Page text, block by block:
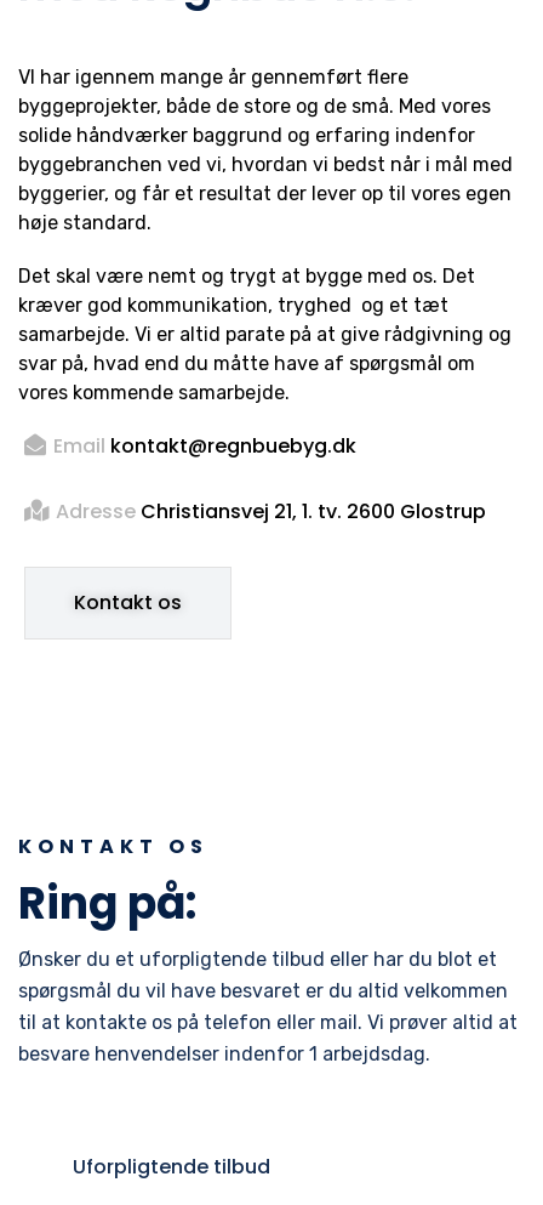
VI har igennem mange år gennemført flere
byggeprojekter, både de store og de små. Med vores
solide håndværker baggrund og erfaring indenfor
byggebranchen ved vi, hvordan vi bedst når i mål med
byggerier, og får et resultat der lever op til vores egen
høje standard.
Det skal være nemt og trygt at bygge med os. Det
kræver god kommunikation, tryghed og et tæt
samarbejde. Vi er altid parate på at give rådgivning og
svar på, hvad end du måtte have af spørgsmål om
vores kommende samarbejde.
Email kontakt@regnbuebyg.dk
Adresse Christiansvej 21, 1. tv. 2600 Glostrup
Kontakt os
KONTAKT OS
Ring på:
Ønsker du et uforpligtende tilbud eller har du blot et
spørgsmål du vil have besvaret er du altid velkommen
til at kontakte os på telefon eller mail. Vi prøver altid at
besvare henvendelser indenfor 1 arbejdsdag.
Uforpligtende tilbud